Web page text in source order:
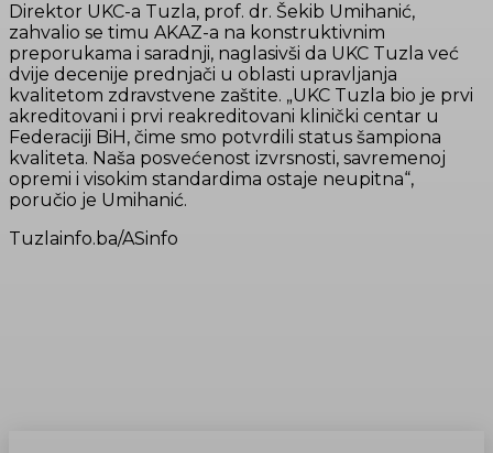
Direktor UKC-a Tuzla, prof. dr. Šekib Umihanić,
zahvalio se timu AKAZ-a na konstruktivnim
preporukama i saradnji, naglasivši da UKC Tuzla već
dvije decenije prednjači u oblasti upravljanja
kvalitetom zdravstvene zaštite. „UKC Tuzla bio je prvi
akreditovani i prvi reakreditovani klinički centar u
Federaciji BiH, čime smo potvrdili status šampiona
kvaliteta. Naša posvećenost izvrsnosti, savremenoj
opremi i visokim standardima ostaje neupitna“,
poručio je Umihanić.
Tuzlainfo.ba/ASinfo